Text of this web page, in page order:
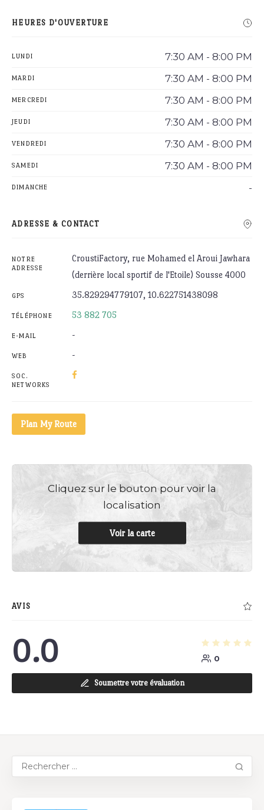
HEURES D'OUVERTURE
LUNDI 7:30 AM - 8:00 PM
MARDI 7:30 AM - 8:00 PM
MERCREDI 7:30 AM - 8:00 PM
JEUDI 7:30 AM - 8:00 PM
VENDREDI 7:30 AM - 8:00 PM
SAMEDI 7:30 AM - 8:00 PM
DIMANCHE -
ADRESSE & CONTACT
NOTRE
ADRESSE
CroustiFactory, rue Mohamed el Aroui Jawhara
(derrière local sportif de l'Etoile) Sousse 4000
GPS 35.829294779107, 10.622751438098
TÉLÉPHONE 53 882 705
E-MAIL -
WEB -
SOC.
NETWORKS
Plan My Route
Cliquez sur le bouton pour voir la
localisation
Voir la carte
AVIS
0.0 0
Soumettre votre évaluation